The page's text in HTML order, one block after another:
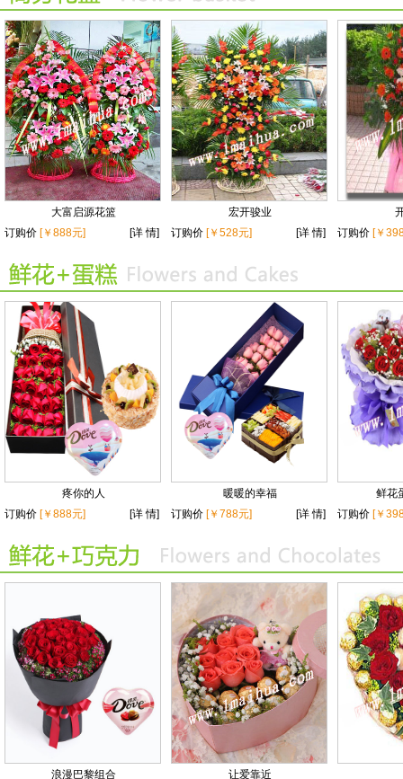
大富启源花篮
订购价 [￥888元] [详 情]
宏开骏业
订购价 [￥528元] [详 情]
订购价 [￥
疼你的人
订购价 [￥888元] [详 情]
暖暖的幸福
订购价 [￥788元] [详 情]
鲜花
订购价 [￥
浪漫巴黎组合 让爱靠近